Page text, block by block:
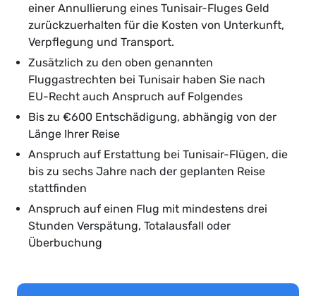
einer Annullierung eines Tunisair-Fluges Geld
zurückzuerhalten für die Kosten von Unterkunft,
Verpflegung und Transport.
Zusätzlich zu den oben genannten
Fluggastrechten bei Tunisair haben Sie nach
EU-Recht auch Anspruch auf Folgendes
Bis zu €600 Entschädigung, abhängig von der
Länge Ihrer Reise
Anspruch auf Erstattung bei Tunisair-Flügen, die
bis zu sechs Jahre nach der geplanten Reise
stattfinden
Anspruch auf einen Flug mit mindestens drei
Stunden Verspätung, Totalausfall oder
Überbuchung